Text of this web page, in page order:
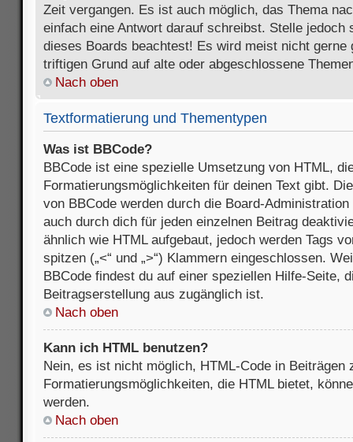
Zeit vergangen. Es ist auch möglich, das Thema
einfach eine Antwort darauf schreibst. Stelle jedoch
dieses Boards beachtest! Es wird meist nicht gerne
triftigen Grund auf alte oder abgeschlossene
Nach oben
Textformatierung und Thementypen
Was ist BBCode?
BBCode ist eine spezielle Umsetzung von HTML,
Formatierungsmöglichkeiten für deinen Text gibt.
von BBCode werden durch die Board-
auch durch dich für jeden einzelnen Beitrag
ähnlich wie HTML aufgebaut, jedoch werden Tags
spitzen („<“ und „>“) Klammern eingeschlossen.
BBCode findest du auf einer speziellen Hilfe-Seite,
Beitragserstellung aus zugänglich ist.
Nach oben
Kann ich HTML benutzen?
Nein, es ist nicht möglich, HTML-Code in Beiträgen
Formatierungsmöglichkeiten, die HTML bietet,
werden.
Nach oben